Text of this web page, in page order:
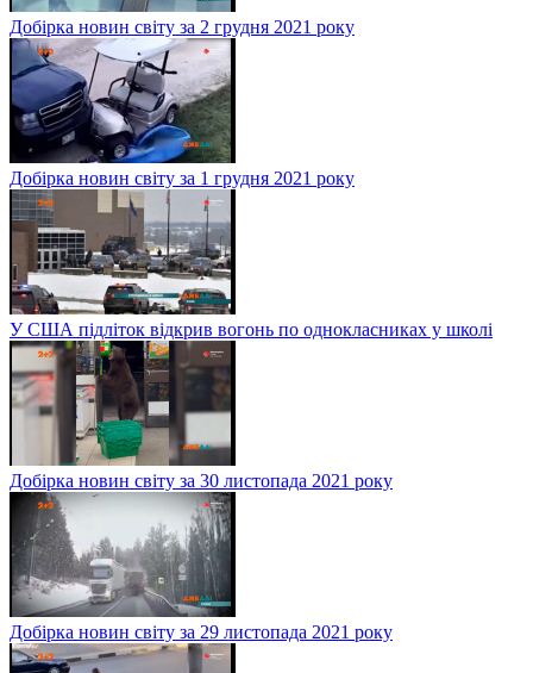
Добірка новин світу за 2 грудня 2021 року
Добірка новин світу за 1 грудня 2021 року
У США підліток відкрив вогонь по однокласниках у школі
Добірка новин світу за 30 листопада 2021 року
Добірка новин світу за 29 листопада 2021 року